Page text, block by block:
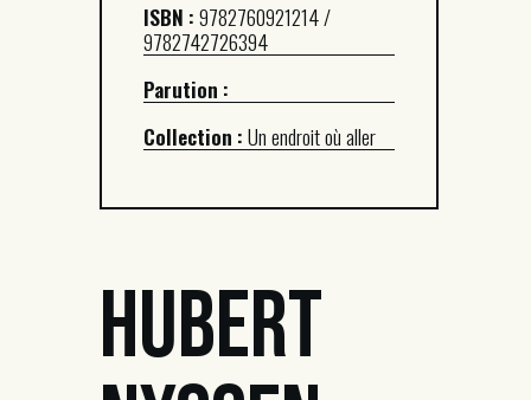
ISBN :9782760921214 /
9782742726394
Parution :
Collection :Un endroit où aller
Hubert